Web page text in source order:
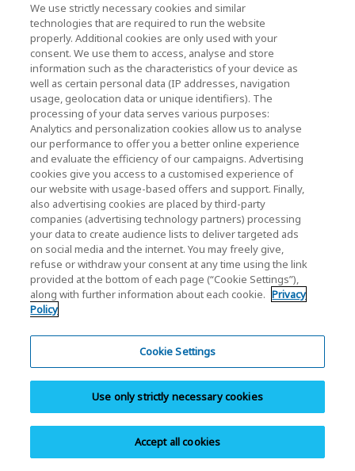
SSD
microSD-geheugenkaart
SD-geheugenkaart
USB-stick
Ondersteuning
Software
Waarom kiezen voor KIOXIA
Startpagina Persoonlijke producten
SD-geheugenkaart
EXCERIA PRO G2 V90 SD-geheugenkaart
Definities van iconen:
Een nieuw scherm open.
Er wordt een modaal venster geopend.
We use strictly necessary cookies and similar
technologies that are required to run the website
properly. Additional cookies are only used with your
consent. We use them to access, analyse and store
information such as the characteristics of your device as
well as certain personal data (IP addresses, navigation
usage, geolocation data or unique identifiers). The
processing of your data serves various purposes:
Analytics and personalization cookies allow us to analyse
our performance to offer you a better online experience
and evaluate the efficiency of our campaigns. Advertising
cookies give you access to a customised experience of
our website with usage-based offers and support. Finally,
also advertising cookies are placed by third-party
companies (advertising technology partners) processing
your data to create audience lists to deliver targeted ads
on social media and the internet. You may freely give,
refuse or withdraw your consent at any time using the link
provided at the bottom of each page (“Cookie Settings”),
along with further information about each cookie. Privacy
Policy
Cookie Settings
Use only strictly necessary cookies
Accept all cookies